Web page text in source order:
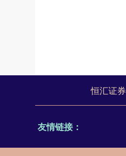
恒汇证券
友情链接：